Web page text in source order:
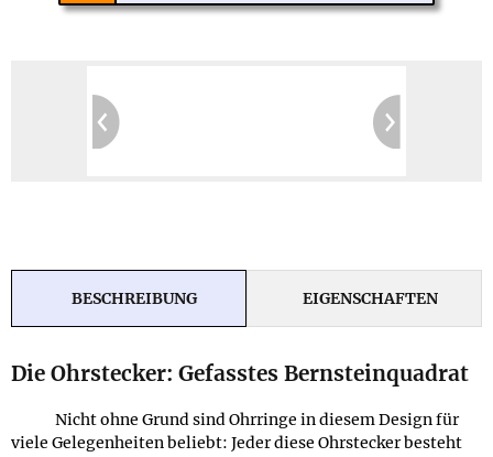
BESCHREIBUNG EIGENSCHAFTEN
Die Ohrstecker: Gefasstes Bernsteinquadrat
Nicht ohne Grund sind Ohrringe in diesem Design für
viele Gelegenheiten beliebt: Jeder diese Ohrstecker besteht